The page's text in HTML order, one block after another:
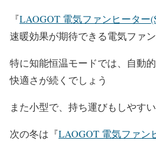
『LAOGOT 電気ファンヒーター
速暖効果が期待できる電気ファ
特に知能恒温モードでは、自動
快適さが続くでしょう
また小型で、持ち運びもしやす
次の冬は『LAOGOT 電気ファン